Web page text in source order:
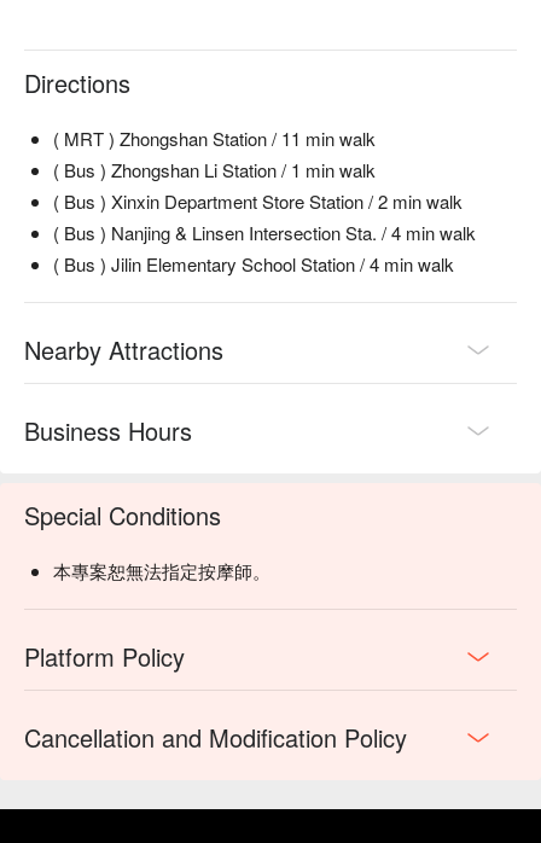
Directions
( MRT ) Zhongshan Station / 11 min walk
( Bus ) Zhongshan Li Station / 1 min walk
( Bus ) Xinxin Department Store Station / 2 min walk
( Bus ) Nanjing & Linsen Intersection Sta. / 4 min walk
( Bus ) Jilin Elementary School Station / 4 min walk
Nearby Attractions
Business Hours
Special Conditions
本專案恕無法指定按摩師。
Platform Policy
Cancellation and Modification Policy